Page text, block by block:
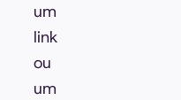
um
link
ou
um